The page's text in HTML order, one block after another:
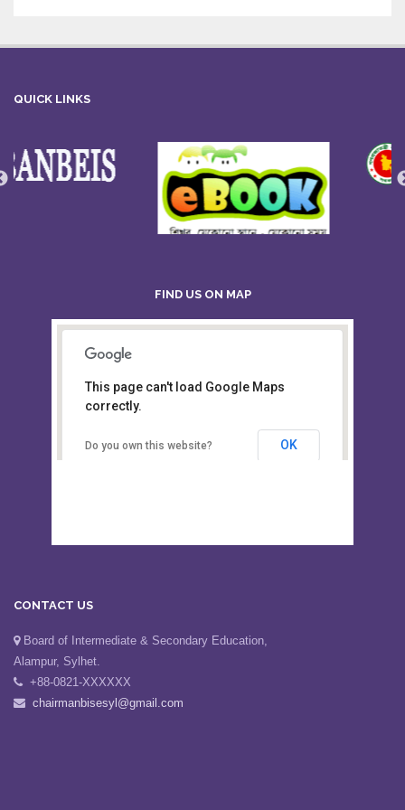
QUICK LINKS
FIND US ON MAP
Secondary Education, Alampur,
Sylhet
This page can't load Google Maps
Board of Intermediate & Secondary Education,
Alampur, Sylhet.
+88-0821-XXXXXX